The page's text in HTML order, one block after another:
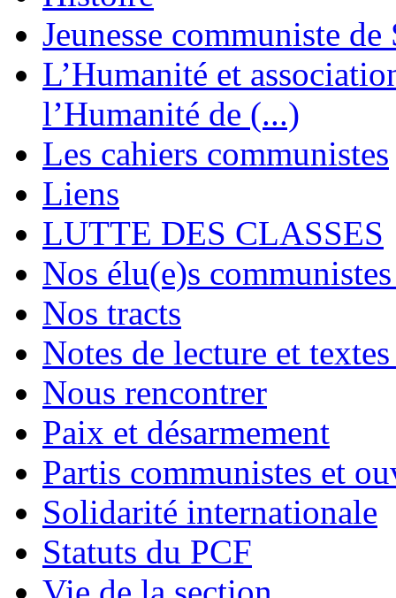
Jeunesse communiste
L’Humanité et
l’Humanité de (...)
Les cahiers communistes
Liens
LUTTE DES CLASSES
Nos élu(e)s
Nos tracts
Notes de lecture et
Nous rencontrer
Paix et désarmement
Partis communistes et
Solidarité internationale
Statuts du PCF